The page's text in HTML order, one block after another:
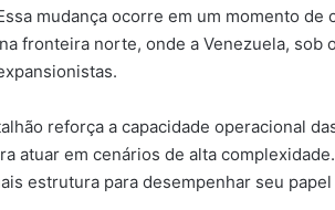
mudança ocorre em um momento
fronteira norte, onde a Venezuela, sob
reforça a capacidade operacional
atuar em cenários de alta
estrutura para desempenhar seu